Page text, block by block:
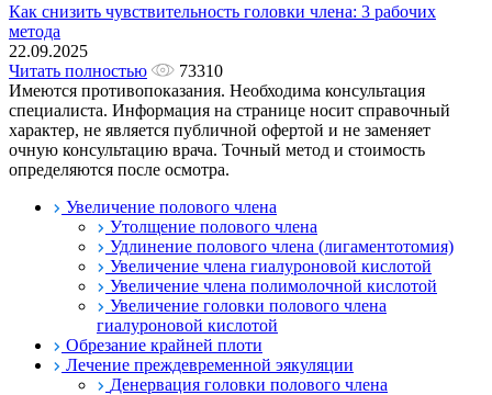
Как снизить чувствительность головки члена: 3 рабочих
метода
22.09.2025
Читать полностью
73310
Имеются противопоказания. Необходима консультация
специалиста. Информация на странице носит справочный
характер, не является публичной офертой и не заменяет
очную консультацию врача. Точный метод и стоимость
определяются после осмотра.
Увеличение полового члена
Утолщение полового члена
Удлинение полового члена (лигаментотомия)
Увеличение члена гиалуроновой кислотой
Увеличение члена полимолочной кислотой
Увеличение головки полового члена
гиалуроновой кислотой
Обрезание крайней плоти
Лечение преждевременной эякуляции
Денервация головки полового члена